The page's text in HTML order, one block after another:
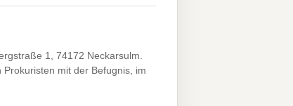
1, 74172 Neckarsulm.
mit der Befugnis, im